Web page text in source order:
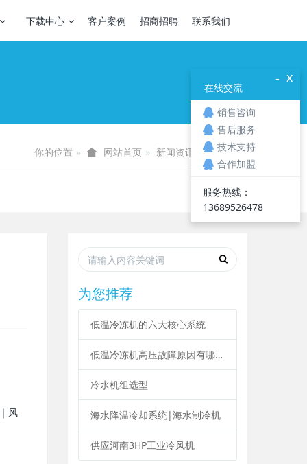
下载中心 客户案例 招商招聘 联系我们
你的位置 网站首页 新闻资讯 业界资讯
｜风
为您推荐
低温冷冻机的六大核心系统
低温冷冻机高压故障原因有哪些？
冷水机组选型
海水降温冷却系统|海水制冷机
供应河南3HP工业冷风机
x
-
在线交流
销售咨询
售后服务
技术支持
合作加盟
服务热线：
13689526478